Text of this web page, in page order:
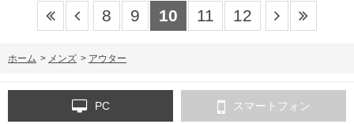
8 9 10 11 12
ホーム > メンズ > アウター
PC スマートフォン